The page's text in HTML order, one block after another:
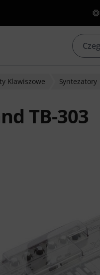
Klawiszowe Syntezatory
TB-303
17 ocen klientów